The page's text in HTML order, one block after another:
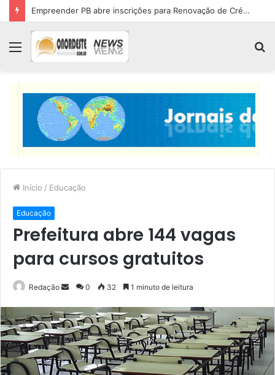
Empreender PB abre inscrições para Renovação de Crédito
Menu
Início / Educação
Educação
Prefeitura abre 144 vagas
para cursos gratuitos
Redação
Mande
e-
mail
0 32 1 minuto de leitura